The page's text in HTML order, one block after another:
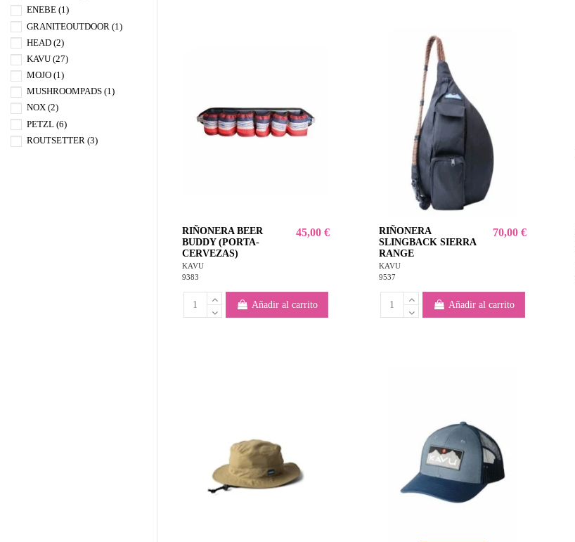
RIÑONERA BEER
BUDDY (PORTA-
CERVEZAS)
KAVU
9383
45,00 €
Añadir al carrito
RIÑONERA
SLINGBACK SIERRA
RANGE
KAVU
9537
70,00 €
Añadir al carrito
ENEBE (1)
GRANITEOUTDOOR (1)
HEAD (2)
KAVU (27)
MOJO (1)
MUSHROOMPADS (1)
NOX (2)
PETZL (6)
ROUTSETTER (3)